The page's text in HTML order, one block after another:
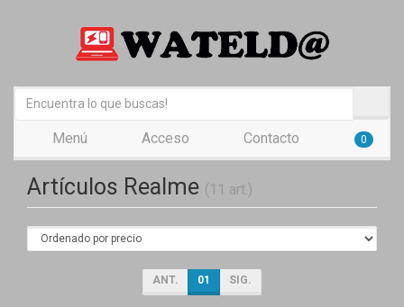
Menú Acceso Contacto 0
Artículos Realme (11 art.)
ANT. 01 SIG.